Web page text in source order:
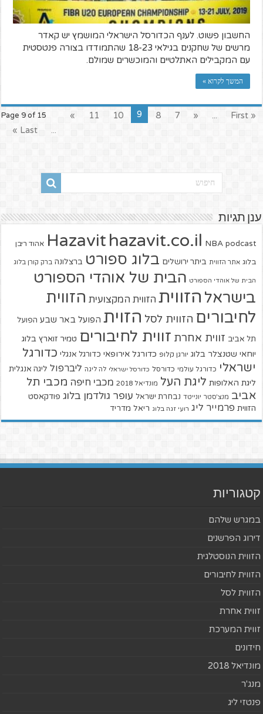
החשבון פשוט. לענף הכדורסל הישראלי המושמץ יש קאדר
מרשים של שחקנים בגילאי 18-23 שהתמודדו בצורה פנטסטית
עם המקבילים האתלטיים והמוכשרים שמולם.
המשך לקרוא »
Page 9 of 15 « First
...
«
7
8
9
10
11
»
...
Last »
ענן תגיות
Hazavit hazavit.co.il NBA podcast אהוד ריבן
בלוג אתר הזווית ביתר ירושלים בלוג ספורט ברצלונה ברק קורן בלוג
הבית של אוהדי הספורט הבית של אוהדי הספורט
בישראל הזווית הזווית המקצועית הזווית
לחיבורים הזווית לסל הזוית הפועל באר שבע הפועל
תל אביב זווית אחרת זווית לחיבורים טמיר זוארץ בלוג
יוחאי שטנצלר בלוג יורגן קלופ כדורגל אירופאי כדורגל אנגלי כדורגל
ישראלי כדורגל עולמי כדורסל כדורסל ישראלי לה ליגה ליברפול ליגה אנגלית
ליגת האלופות ליגת העל מונדיאל 2018 מכבי חיפה מכבי תל
אביב מנצ'סטר יונייטד נבחרת ישראל עופר גולדמן בלוג פודקאסט
הזווית פרמייר ליג רועי זגה בלוג ריאל מדריד
קטגוריות
במגרש שלהם
דירוג הפרשנים
הזווית הנוסטלגית
הזווית לחיבורים
הזווית לסל
זווית אחרת
זווית המערכת
חידונים
מונדיאל 2018
מנג'ר
פנטזי ליג